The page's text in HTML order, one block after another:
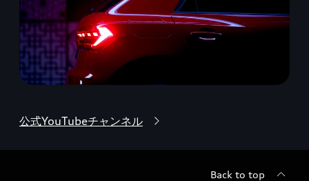
公式YouTubeチャンネル
Back to top